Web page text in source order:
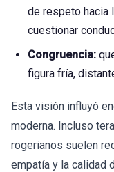
de respeto hacia
cuestionar
Congruencia:
figura fría,
Esta visión influyó
moderna. Incluso
rogerianos suelen
empatía y la calidad